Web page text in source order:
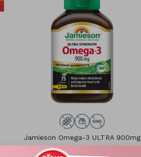
Jamieson Omega-3 ULTRA 900mg